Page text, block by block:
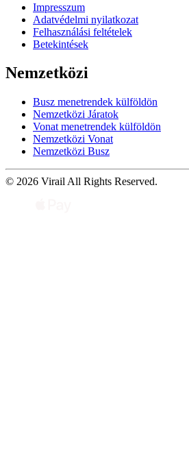
Impresszum
Adatvédelmi nyilatkozat
Felhasználási feltételek
Betekintések
Nemzetközi
Busz menetrendek külföldön
Nemzetközi Járatok
Vonat menetrendek külföldön
Nemzetközi Vonat
Nemzetközi Busz
© 2026 Virail All Rights Reserved.